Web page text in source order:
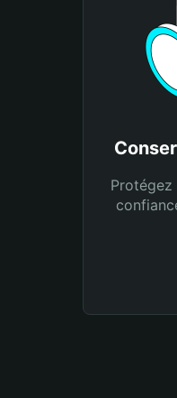
Protégez